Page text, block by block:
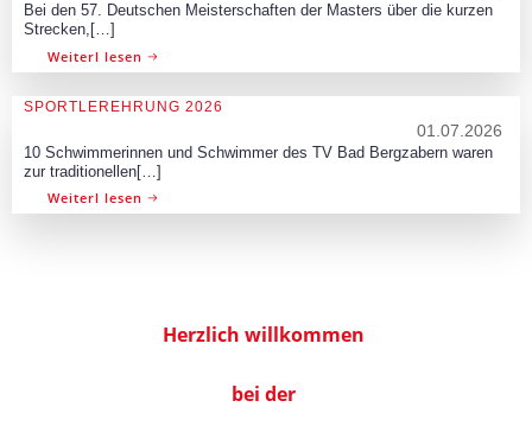
Bei den 57. Deutschen Meisterschaften der Masters über die kurzen
Strecken,[…]
Weiterl lesen
SPORTLEREHRUNG 2026
01.07.2026
10 Schwimmerinnen und Schwimmer des TV Bad Bergzabern waren
zur traditionellen[…]
Weiterl lesen
Herzlich willkommen
bei der